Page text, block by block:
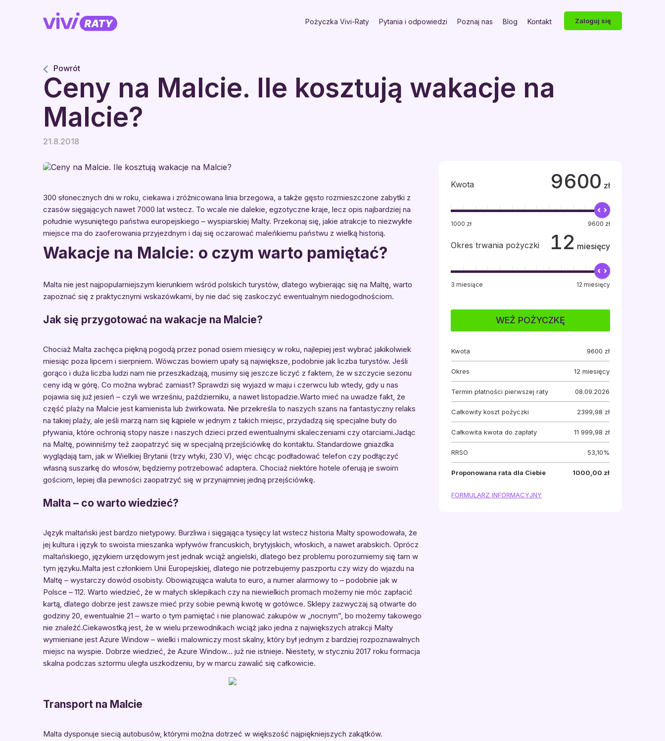
Pożyczka Vivi-Raty Pytania i odpowiedzi Poznaj nas Blog Kontakt Zaloguj się
Powrót
Ceny na Malcie. Ile kosztują wakacje na
Malcie?
21.8.2018
300 słonecznych dni w roku, ciekawa i zróżnicowana linia brzegowa, a także gęsto rozmieszczone zabytki z
czasów sięgających nawet 7000 lat wstecz. To wcale nie dalekie, egzotyczne kraje, lecz opis najbardziej na
południe wysuniętego państwa europejskiego – wyspiarskiej Malty. Przekonaj się, jakie atrakcje to niezwykłe
miejsce ma do zaoferowania przyjezdnym i daj się oczarować maleńkiemu państwu z wielką historią.
Wakacje na Malcie: o czym warto pamiętać?
Malta nie jest najpopularniejszym kierunkiem wśród polskich turystów, dlatego wybierając się na Maltę, warto
zapoznać się z praktycznymi wskazówkami, by nie dać się zaskoczyć ewentualnym niedogodnościom.
Jak się przygotować na wakacje na Malcie?
Chociaż Malta zachęca piękną pogodą przez ponad osiem miesięcy w roku, najlepiej jest wybrać jakikolwiek
miesiąc poza lipcem i sierpniem. Wówczas bowiem upały są największe, podobnie jak liczba turystów. Jeśli
gorąco i duża liczba ludzi nam nie przeszkadzają, musimy się jeszcze liczyć z faktem, że w szczycie sezonu
ceny idą w górę. Co można wybrać zamiast? Sprawdzi się wyjazd w maju i czerwcu lub wtedy, gdy u nas
pojawia się już jesień – czyli we wrześniu, październiku, a nawet listopadzie.Warto mieć na uwadze fakt, że
część plaży na Malcie jest kamienista lub żwirkowata. Nie przekreśla to naszych szans na fantastyczny relaks
na takiej plaży, ale jeśli marzą nam się kąpiele w jednym z takich miejsc, przydadzą się specjalne buty do
pływania, które ochronią stopy nasze i naszych dzieci przed ewentualnymi skaleczeniami czy otarciami.Jadąc
na Maltę, powinniśmy też zaopatrzyć się w specjalną przejściówkę do kontaktu. Standardowe gniazdka
wyglądają tam, jak w Wielkiej Brytanii (trzy wtyki, 230 V), więc chcąc podładować telefon czy podłączyć
własną suszarkę do włosów, będziemy potrzebować adaptera. Chociaż niektóre hotele oferują je swoim
gościom, lepiej dla pewności zaopatrzyć się w przynajmniej jedną przejściówkę.
Malta – co warto wiedzieć?
Język maltański jest bardzo nietypowy. Burzliwa i sięgająca tysięcy lat wstecz historia Malty spowodowała, że
jej kultura i język to swoista mieszanka wpływów francuskich, brytyjskich, włoskich, a nawet arabskich. Oprócz
maltańskiego, językiem urzędowym jest jednak wciąż angielski, dlatego bez problemu porozumiemy się tam w
tym języku.Malta jest członkiem Unii Europejskiej, dlatego nie potrzebujemy paszportu czy wizy do wjazdu na
Maltę – wystarczy dowód osobisty. Obowiązująca waluta to euro, a numer alarmowy to – podobnie jak w
Polsce – 112. Warto wiedzieć, że w małych sklepikach czy na niewielkich promach możemy nie móc zapłacić
kartą, dlatego dobrze jest zawsze mieć przy sobie pewną kwotę w gotówce. Sklepy zazwyczaj są otwarte do
godziny 20, ewentualnie 21 – warto o tym pamiętać i nie planować zakupów w „nocnym”, bo możemy takowego
nie znaleźć.Ciekawostką jest, że w wielu przewodnikach wciąż jako jedna z największych atrakcji Malty
wymieniane jest Azure Window – wielki i malowniczy most skalny, który był jednym z bardziej rozpoznawalnych
miejsc na wyspie. Dobrze wiedzieć, że Azure Window… już nie istnieje. Niestety, w styczniu 2017 roku formacja
skalna podczas sztormu uległa uszkodzeniu, by w marcu zawalić się całkowicie.
Transport na Malcie
Malta dysponuje siecią autobusów, którymi można dotrzeć w większość najpiękniejszych zakątków.
Kwota 9600 zł
1000 zł 9600 zł
Okres trwania pożyczki 12 miesięcy
3 miesiące 12 miesięcy
WEŹ POŻYCZKĘ
Kwota 9600 zł
Okres 12 miesięcy
Termin płatności pierwszej raty 08.09.2026
Całkowity koszt pożyczki 2399,98 zł
Całkowita kwota do zapłaty 11 999,98 zł
RRSO 53,10%
Proponowana rata dla Ciebie 1000,00 zł
FORMULARZ INFORMACYJNY